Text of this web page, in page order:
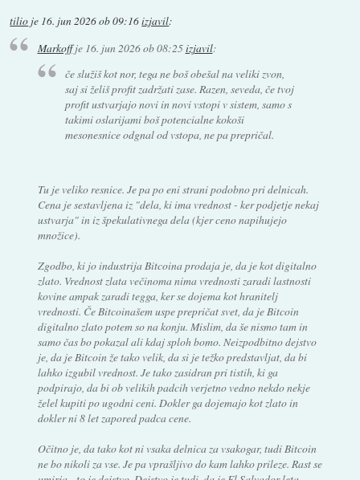
tilio je 16. jun 2026 ob 09:16izjavil:
Markoffje 16. jun 2026 ob 08:25izjavil:
če služiš kot nor, tega ne boš obešal na veliki zvon,
saj si želiš profit zadržati zase. Razen, seveda, če tvoj
profit ustvarjajo novi in novi vstopi v sistem, samo s
takimi oslarijami boš potencialne kokoši
mesonesnice odgnal od vstopa, ne pa prepričal.
Tu je veliko resnice. Je pa po eni strani podobno pri delnicah.
Cena je sestavljena iz "dela, ki ima vrednost - ker podjetje nekaj
ustvarja" in iz špekulativnega dela (kjer ceno napihujejo
množice).
Zgodbo, ki jo industrija Bitcoina prodaja je, da je kot digitalno
zlato. Vrednost zlata večinoma nima vrednosti zaradi lastnosti
kovine ampak zaradi tegga, ker se dojema kot hranitelj
vrednosti. Če Bitcoinašem uspe prepričat svet, da je Bitcoin
digitalno zlato potem so na konju. Mislim, da še nismo tam in
samo čas bo pokazal ali kdaj sploh bomo. Neizpodbitno dejstvo
je, da je Bitcoin že tako velik, da si je težko predstavljat, da bi
lahko izgubil vrednost. Je tako zasidran pri tistih, ki ga
podpirajo, da bi ob velikih padcih verjetno vedno nekdo nekje
želel kupiti po ugodni ceni. Dokler ga dojemajo kot zlato in
dokler ni 8 let zapored padca cene.
Očitno je, da tako kot ni vsaka delnica za vsakogar, tudi Bitcoin
ne bo nikoli za vse. Je pa vprašljivo do kam lahko prileze. Rast se